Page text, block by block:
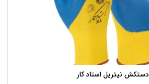
دستکش نیتریل استاد کار